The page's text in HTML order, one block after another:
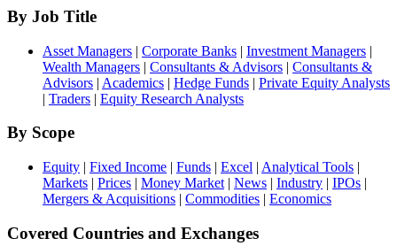
By Job Title
Asset Managers | Corporate Banks | Investment Managers |
Wealth Managers | Consultants & Advisors | Consultants &
Advisors | Academics | Hedge Funds | Private Equity Analysts
| Traders | Equity Research Analysts
By Scope
Equity | Fixed Income | Funds | Excel | Analytical Tools |
Markets | Prices | Money Market | News | Industry | IPOs |
Mergers & Acquisitions | Commodities | Economics
Covered Countries and Exchanges